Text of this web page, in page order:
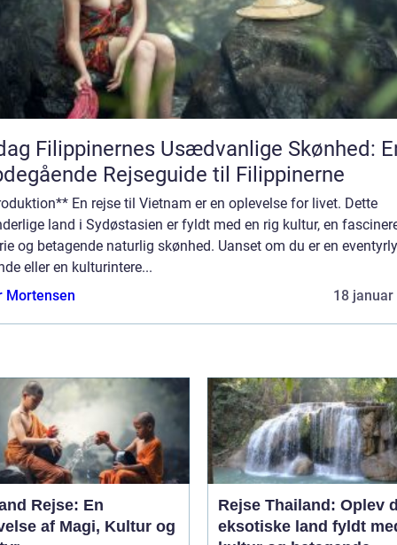
Filippinernes Usædvanlige Skønhed:
Rejseguide til Filippinerne
En rejse til Vietnam er en oplevelse for livet. Dette
land i Sydøstasien er fyldt med en rig kultur, en
og betagende naturlig skønhed. Uanset om du er en
eller en kulturintere...
Mortensen
18 januar
Rejse: En
af Magi, Kultur og
Rejse Thailand: Oplev
eksotiske land fyldt